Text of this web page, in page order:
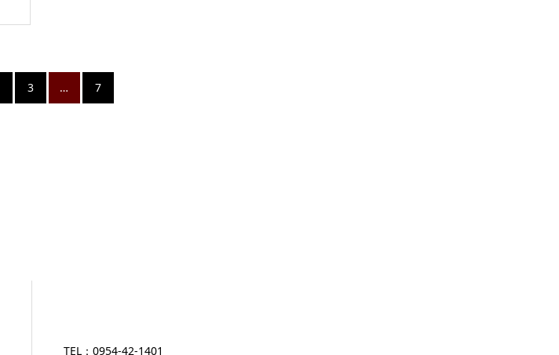
3 … 7
TEL： 0954-42-1401